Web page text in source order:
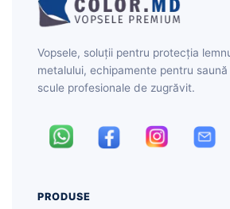
Vopsele, soluții pentru protecția
metalului, echipamente pentru saună
scule profesionale de zugrăvit.
PRODUSE